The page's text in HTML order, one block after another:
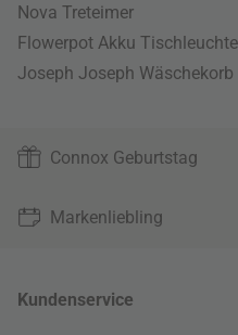
Nova Treteimer
Flowerpot Akku Tischleuchte
Joseph Joseph Wäschekorb
Connox Geburtstag
Markenliebling
Kundenservice